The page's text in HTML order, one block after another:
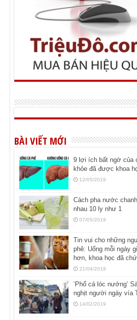
BÀI VIẾT MỚI
9 lợi ích bất ngờ của
khỏe đã được khoa
12/05/2019
Cách pha nước
nhau 10 ly như 1
07/05/2019
Tin vui cho những
phê: Uống mỗi ngày
hơn, khoa học đã
21/04/2019
‘Phố cá lóc nướng’
nghịt người ngày vía
14/02/2019